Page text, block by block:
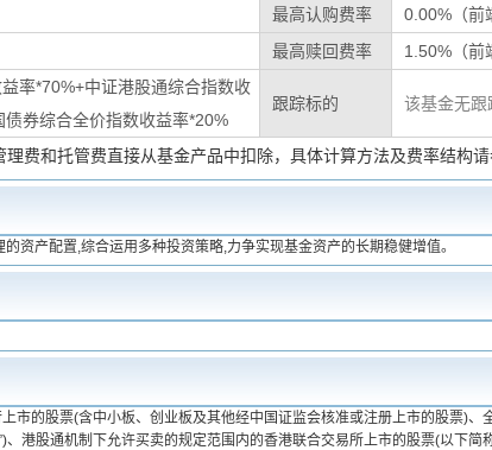
最高认购费率
0.00%（前
最高赎回费率 1.50%（前
率*70%+中证港股通综合指数收
债券综合全价指数收益率*20%
跟踪标的 该基金无跟
理费和托管费直接从基金产品中扣除，具体计算方法及费率结构请
资产配置,综合运用多种投资策略,力争实现基金资产的长期稳健增值。
市的股票(含中小板、创业板及其他经中国证监会核准或注册上市的股票)、
、港股通机制下允许买卖的规定范围内的香港联合交易所上市的股票(以下简